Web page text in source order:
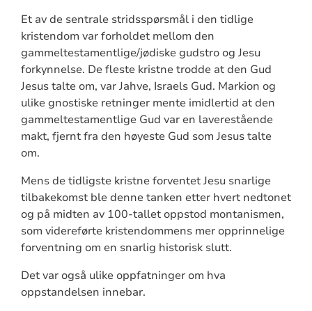
Et av de sentrale stridsspørsmål i den tidlige
kristendom var forholdet mellom den
gammeltestamentlige/jødiske gudstro og Jesu
forkynnelse. De fleste kristne trodde at den Gud
Jesus talte om, var Jahve, Israels Gud. Markion og
ulike gnostiske retninger mente imidlertid at den
gammeltestamentlige Gud var en laverestående
makt, fjernt fra den høyeste Gud som Jesus talte
om.
Mens de tidligste kristne forventet Jesu snarlige
tilbakekomst ble denne tanken etter hvert nedtonet
og på midten av 100-tallet oppstod montanismen,
som videreførte kristendommens mer opprinnelige
forventning om en snarlig historisk slutt.
Det var også ulike oppfatninger om hva
oppstandelsen innebar.